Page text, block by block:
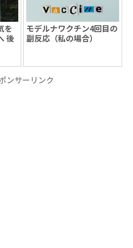
を
後
モデルナワクチン4回目の
副反応（私の場合）
ンサーリンク